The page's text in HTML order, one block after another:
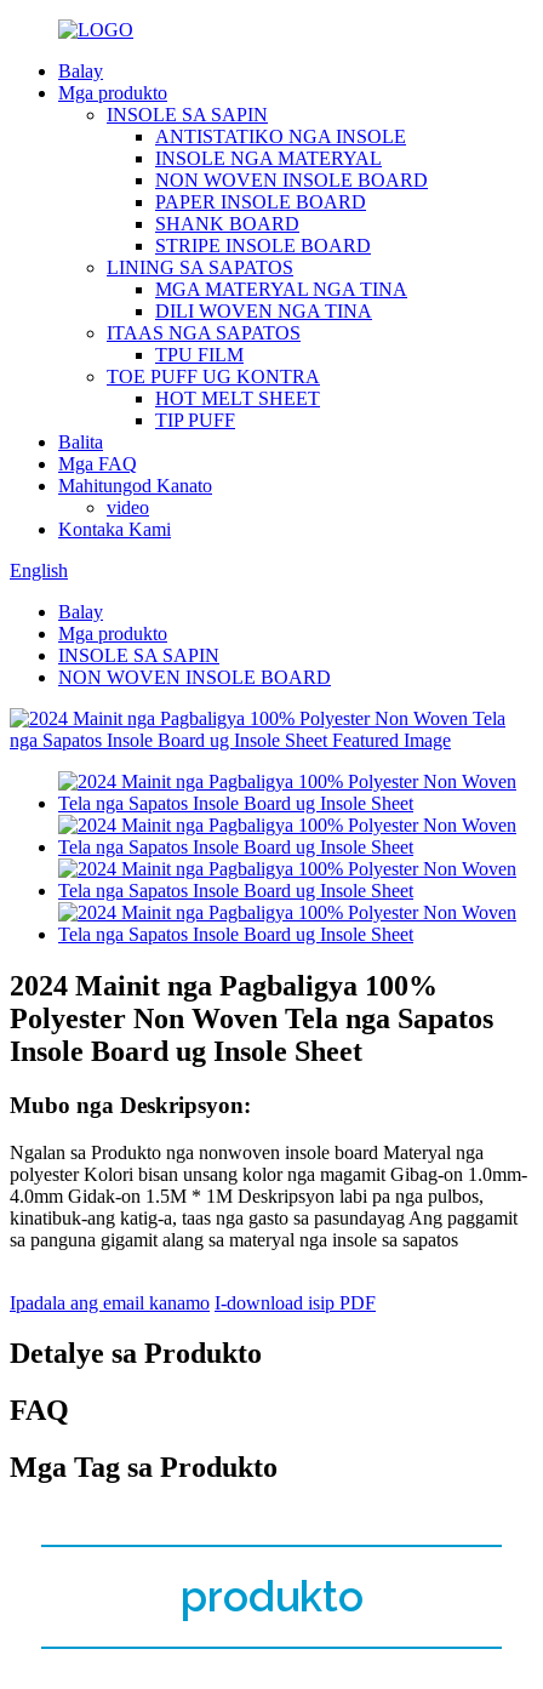
Balay
Mga produkto
INSOLE SA SAPIN
ANTISTATIKO NGA INSOLE
INSOLE NGA MATERYAL
NON WOVEN INSOLE BOARD
PAPER INSOLE BOARD
SHANK BOARD
STRIPE INSOLE BOARD
LINING SA SAPATOS
MGA MATERYAL NGA TINA
DILI WOVEN NGA TINA
ITAAS NGA SAPATOS
TPU FILM
TOE PUFF UG KONTRA
HOT MELT SHEET
TIP PUFF
Balita
Mga FAQ
Mahitungod Kanato
video
Kontaka Kami
English
Balay
Mga produkto
INSOLE SA SAPIN
NON WOVEN INSOLE BOARD
2024 Mainit nga Pagbaligya 100%
Polyester Non Woven Tela nga Sapatos
Insole Board ug Insole Sheet
Mubo nga Deskripsyon:
Ngalan sa Produkto nga nonwoven insole board Materyal nga
polyester Kolori bisan unsang kolor nga magamit Gibag-on 1.0mm-
4.0mm Gidak-on 1.5M * 1M Deskripsyon labi pa nga pulbos,
kinatibuk-ang katig-a, taas nga gasto sa pasundayag Ang paggamit
sa panguna gigamit alang sa materyal nga insole sa sapatos
Ipadala ang email kanamo I-download isip PDF
Detalye sa Produkto
FAQ
Mga Tag sa Produkto
produkto